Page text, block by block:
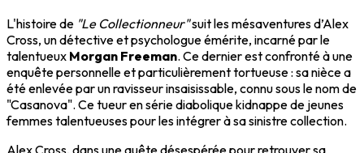
L'histoire de "Le Collectionneur"suit les mésaventures d’Alex
Cross, un détective et psychologue émérite, incarné par le
talentueux Morgan Freeman. Ce dernier est confronté à une
enquête personnelle et particulièrement tortueuse : sa nièce a
été enlevée par un ravisseur insaisissable, connu sous le nom de
"Casanova". Ce tueur en série diabolique kidnappe de jeunes
femmes talentueuses pour les intégrer à sa sinistre collection.
Alex Cross, dans une quête désespérée pour retrouver sa